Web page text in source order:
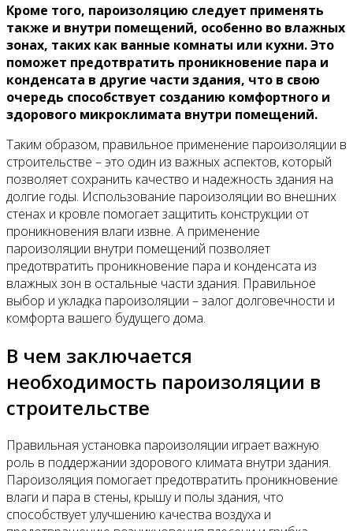
Кроме того, пароизоляцию следует применять
также и внутри помещений, особенно во влажных
зонах, таких как ванные комнаты или кухни. Это
поможет предотвратить проникновение пара и
конденсата в другие части здания, что в свою
очередь способствует созданию комфортного и
здорового микроклимата внутри помещений.
Таким образом, правильное применение пароизоляции в
строительстве – это один из важных аспектов, который
позволяет сохранить качество и надежность здания на
долгие годы. Использование пароизоляции во внешних
стенах и кровле помогает защитить конструкции от
проникновения влаги извне. А применение
пароизоляции внутри помещений позволяет
предотвратить проникновение пара и конденсата из
влажных зон в остальные части здания. Правильное
выбор и укладка пароизоляции – залог долговечности и
комфорта вашего будущего дома.
В чем заключается
необходимость пароизоляции в
строительстве
Правильная установка пароизоляции играет важную
роль в поддержании здорового климата внутри здания.
Пароизоляция помогает предотвратить проникновение
влаги и пара в стены, крышу и полы здания, что
способствует улучшению качества воздуха и